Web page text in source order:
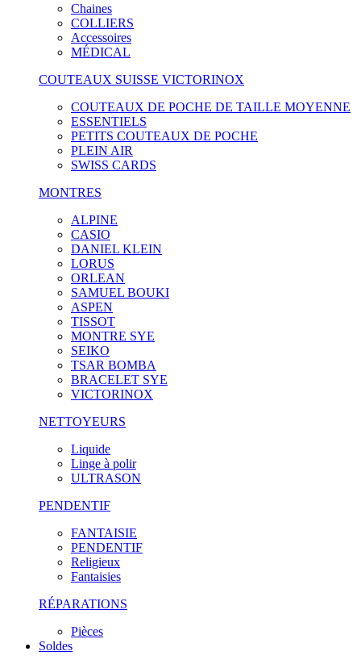
Chaines
COLLIERS
Accessoires
MÉDICAL
COUTEAUX SUISSE VICTORINOX
COUTEAUX DE POCHE DE TAILLE MOYENNE
ESSENTIELS
PETITS COUTEAUX DE POCHE
PLEIN AIR
SWISS CARDS
MONTRES
ALPINE
CASIO
DANIEL KLEIN
LORUS
ORLEAN
SAMUEL BOUKI
ASPEN
TISSOT
MONTRE SYE
SEIKO
TSAR BOMBA
BRACELET SYE
VICTORINOX
NETTOYEURS
Liquide
Linge à polir
ULTRASON
PENDENTIF
FANTAISIE
PENDENTIF
Religieux
Fantaisies
RÉPARATIONS
Pièces
Soldes